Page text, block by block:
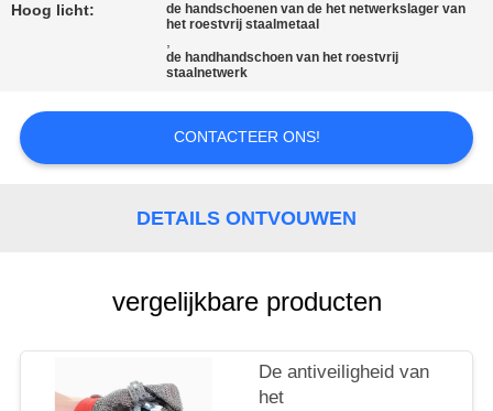
SITEMAP
POLICY
Hoog licht:
de handschoenen van de het netwerkslager van
het roestvrij staalmetaal
,
de handhandschoen van het roestvrij
staalnetwerk
CONTACTEER ONS!
DETAILS ONTVOUWEN
vergelijkbare producten
De antiveiligheid van
het